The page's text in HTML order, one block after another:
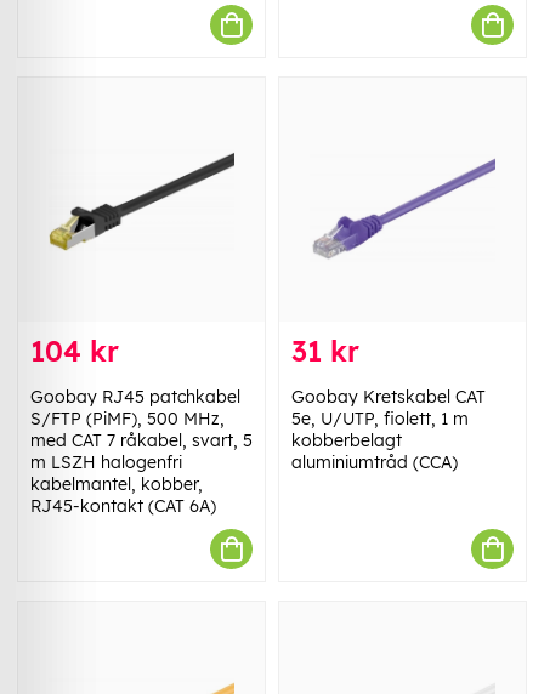
104 kr
Goobay RJ45 patchkabel
S/FTP (PiMF), 500 MHz,
med CAT 7 råkabel, svart, 5
m LSZH halogenfri
kabelmantel, kobber,
RJ45-kontakt (CAT 6A)
31 kr
Goobay Kretskabel CAT
5e, U/UTP, fiolett, 1 m
kobberbelagt
aluminiumtråd (CCA)